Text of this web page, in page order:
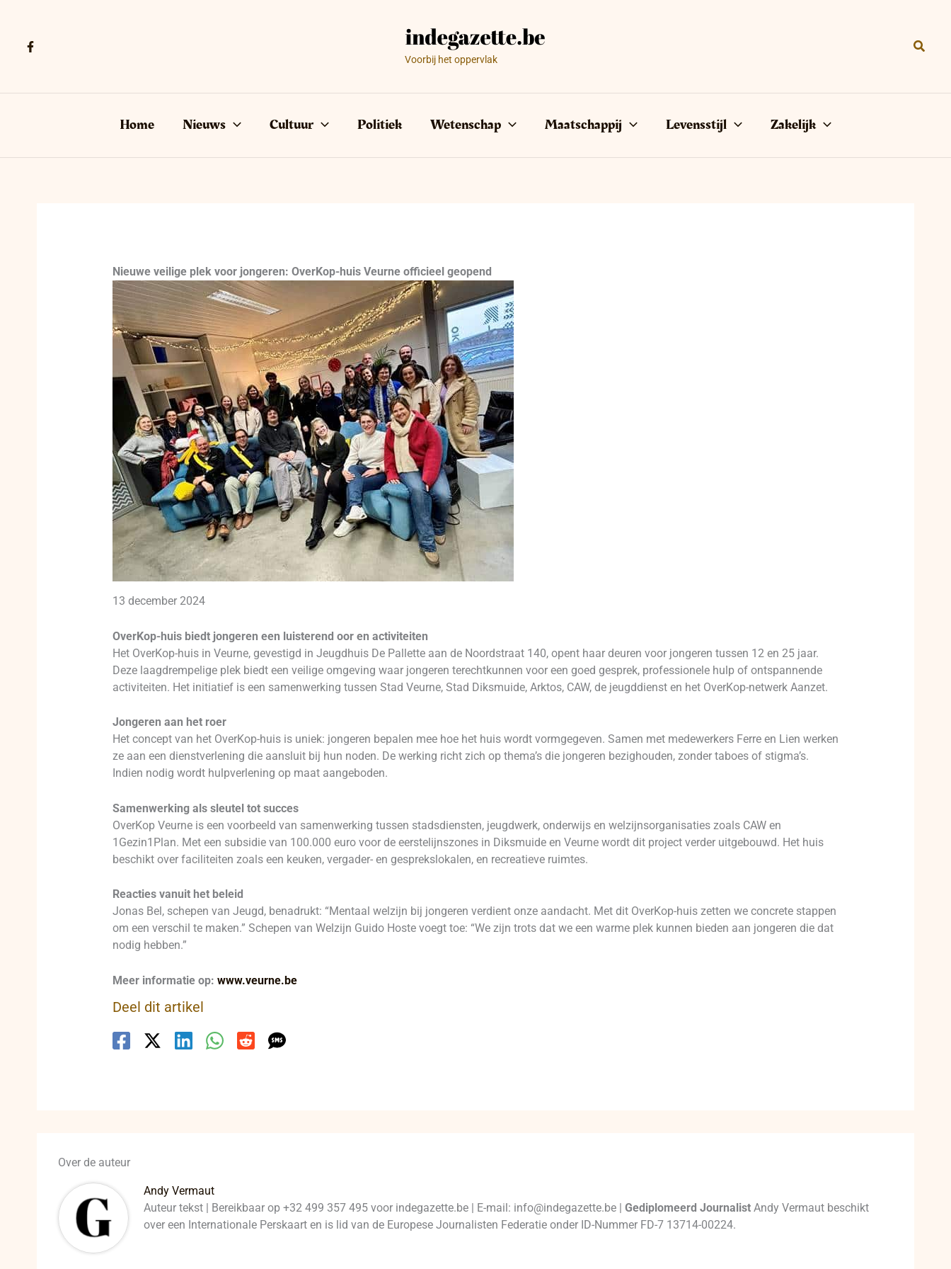
Voorbij het oppervlak
Home Nieuws Cultuur Politiek Wetenschap Maatschappij Levensstijl Zakelijk
Nieuwe veilige plek voor jongeren: OverKop-huis Veurne officieel geopend
13 december 2024
OverKop-huis biedt jongeren een luisterend oor en activiteiten
Het OverKop-huis in Veurne, gevestigd in Jeugdhuis De Pallette aan de Noordstraat 140, opent haar deuren voor jongeren tussen 12 en 25 jaar.
Deze laagdrempelige plek biedt een veilige omgeving waar jongeren terechtkunnen voor een goed gesprek, professionele hulp of ontspannende
activiteiten. Het initiatief is een samenwerking tussen Stad Veurne, Stad Diksmuide, Arktos, CAW, de jeugddienst en het OverKop-netwerk Aanzet.
Jongeren aan het roer
Het concept van het OverKop-huis is uniek: jongeren bepalen mee hoe het huis wordt vormgegeven. Samen met medewerkers Ferre en Lien werken
ze aan een dienstverlening die aansluit bij hun noden. De werking richt zich op thema’s die jongeren bezighouden, zonder taboes of stigma’s.
Indien nodig wordt hulpverlening op maat aangeboden.
Samenwerking als sleutel tot succes
OverKop Veurne is een voorbeeld van samenwerking tussen stadsdiensten, jeugdwerk, onderwijs en welzijnsorganisaties zoals CAW en
1Gezin1Plan. Met een subsidie van 100.000 euro voor de eerstelijnszones in Diksmuide en Veurne wordt dit project verder uitgebouwd. Het huis
beschikt over faciliteiten zoals een keuken, vergader- en gesprekslokalen, en recreatieve ruimtes.
Reacties vanuit het beleid
Jonas Bel, schepen van Jeugd, benadrukt: “Mentaal welzijn bij jongeren verdient onze aandacht. Met dit OverKop-huis zetten we concrete stappen
om een verschil te maken.” Schepen van Welzijn Guido Hoste voegt toe: “We zijn trots dat we een warme plek kunnen bieden aan jongeren die dat
nodig hebben.”
Meer informatie op: www.veurne.be
Deel dit artikel
Over de auteur
Andy Vermaut
Auteur tekst | Bereikbaar op +32 499 357 495 voor indegazette.be | E-mail: info@indegazette.be |Gediplomeerd Journalist Andy Vermaut beschikt
over een Internationale Perskaart en is lid van de Europese Journalisten Federatie onder ID-Nummer FD-7 13714-00224.